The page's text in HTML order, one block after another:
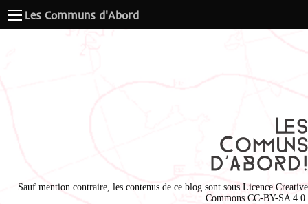
Les Communs d'Abord
Sauf mention contraire, les contenus de ce blog sont sous Licence Creative
Commons CC-BY-SA 4.0